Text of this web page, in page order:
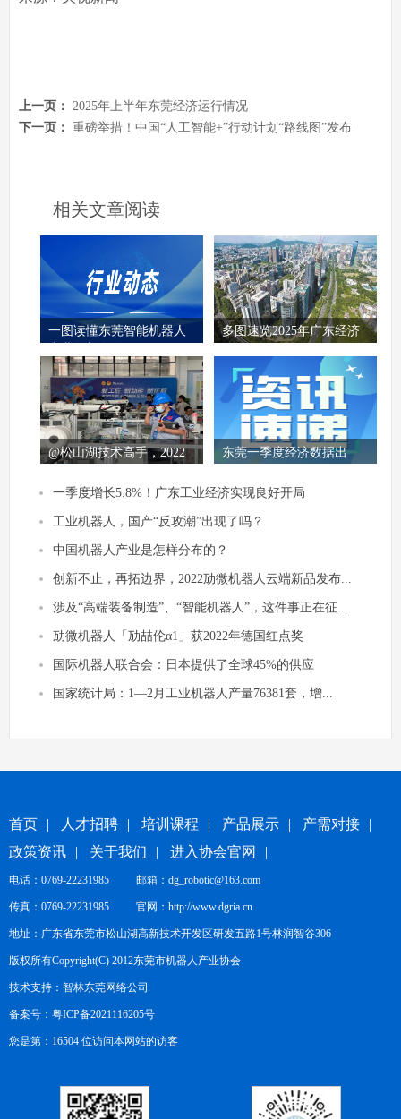
上一页：
2025年上半年东莞经济运行情况
下一页： 重磅举措！中国“人工智能+”行动计划“路线图”发布
相关文章阅读
一图读懂东莞智能机器人
多图速览2025年广东经济
@松山湖技术高手，2022
东莞一季度经济数据出
一季度增长5.8%！广东工业经济实现良好开局
工业机器人，国产“反攻潮”出现了吗？
中国机器人产业是怎样分布的？
创新不止，再拓边界，2022劢微机器人云端新品发布...
涉及“高端装备制造”、“智能机器人”，这件事正在征...
劢微机器人「劢喆伦α1」获2022年德国红点奖
国际机器人联合会：日本提供了全球45%的供应
国家统计局：1—2月工业机器人产量76381套，增...
首页 | 人才招聘 | 培训课程 | 产品展示 | 产需对接
|
政策资讯
| 关于我们 | 进入协会官网 |
电话：0769-22231985 邮箱：dg_robotic@163.com
传真：0769-22231985 官网： http://www.dgria.cn
地址：广东省东莞市松山湖高新技术开发区研发五路1号林润智谷306
版权所有Copyright(C) 2012东莞市机器人产业协会
技术支持： 智林东莞网络公司
备案号： 粤ICP备2021116205号
您是第：16504 位访问本网站的访客